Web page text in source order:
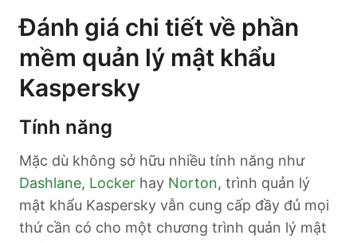
Đánh giá chi tiết về phần
mềm quản lý mật khẩu
Kaspersky
Tính năng
Mặc dù không sở hữu nhiều tính năng như
Dashlane, Locker hay Norton, trình quản lý
mật khẩu Kaspersky vẫn cung cấp đầy đủ mọi
thứ cần có cho một chương trình quản lý mật